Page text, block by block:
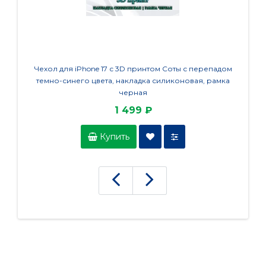
Чехол для iPhone 17 с 3D принтом Соты с перепадом
темно-синего цвета, накладка силиконовая, рамка
черная
1 499 ₽
Купить